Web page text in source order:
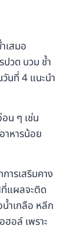
เสมอ
ปวด บวม ช้ำ
วันที่ 4 แนะนำ
น ๆ เช่น
าหารน้อย
ารเสริมคาง
แผลจะติด
น้ำเกลือ หลีก
อล์ เพราะ